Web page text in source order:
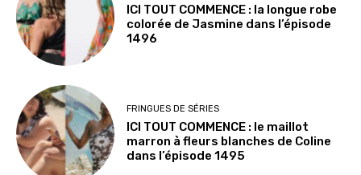
ICI TOUT COMMENCE : la longue robe
colorée de Jasmine dans l’épisode
1496
FRINGUES DE SÉRIES
ICI TOUT COMMENCE : le maillot
marron à fleurs blanches de Coline
dans l’épisode 1495